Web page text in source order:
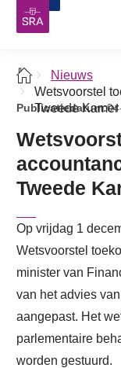
Nieuws
Wetsvoorstel
Tweede Kamer
Publicatiedatum:
Tweede
Op vrijdag 1
Wetsvoorstel
minister van
van het advies
aangepast. Het
parlementaire
worden gestuurd.